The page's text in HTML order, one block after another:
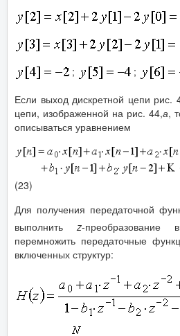
;
;
Если выход дискретной цепи рис.
цепи, изображенной на рис. 44,а,
описываться уравнением
(23)
Для получения передаточной
выполнитьz-
перемножить передаточные
включенных структур: